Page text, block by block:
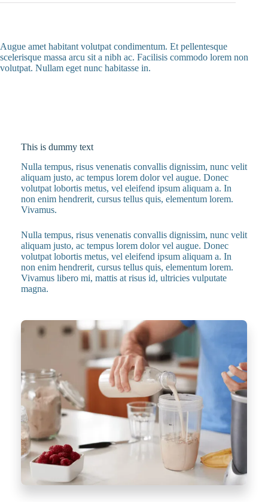
Augue amet habitant volutpat condimentum. Et pellentesque
scelerisque massa arcu sit a nibh ac. Facilisis commodo lorem non
volutpat. Nullam eget nunc habitasse in.
This is dummy text
Nulla tempus, risus venenatis convallis dignissim, nunc velit
aliquam justo, ac tempus lorem dolor vel augue. Donec
volutpat lobortis metus, vel eleifend ipsum aliquam a. In
non enim hendrerit, cursus tellus quis, elementum lorem.
Vivamus.
Nulla tempus, risus venenatis convallis dignissim, nunc velit
aliquam justo, ac tempus lorem dolor vel augue. Donec
volutpat lobortis metus, vel eleifend ipsum aliquam a. In
non enim hendrerit, cursus tellus quis, elementum lorem.
Vivamus libero mi, mattis at risus id, ultricies vulputate
magna.